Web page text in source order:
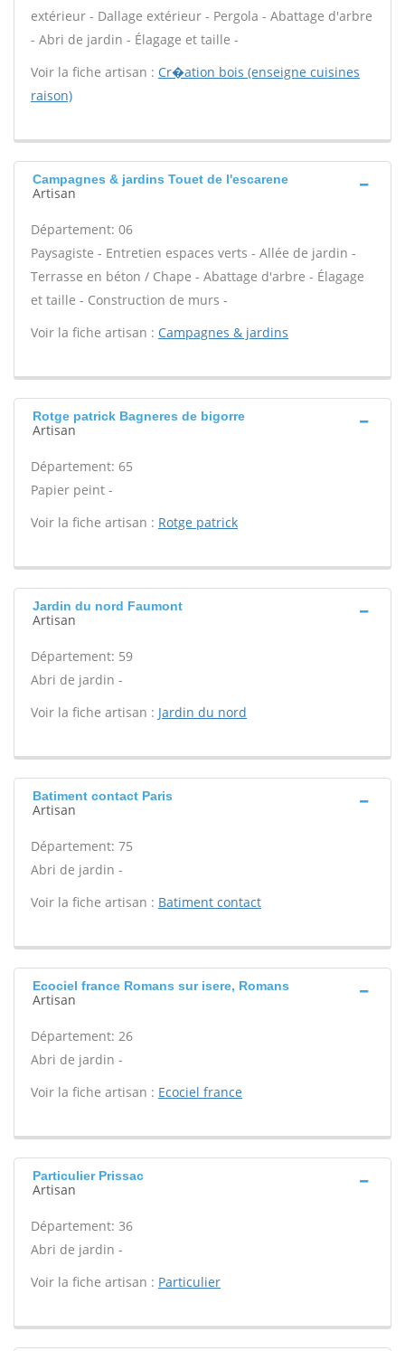
extérieur - Dallage extérieur - Pergola - Abattage d'arbre
- Abri de jardin - Élagage et taille -
Voir la fiche artisan : Cr�ation bois (enseigne cuisines
raison)
Campagnes & jardins Touet de l'escarene
Artisan
Département: 06
Paysagiste - Entretien espaces verts - Allée de jardin -
Terrasse en béton / Chape - Abattage d'arbre - Élagage
et taille - Construction de murs -
Voir la fiche artisan : Campagnes & jardins
Rotge patrick Bagneres de bigorre
Artisan
Département: 65
Papier peint -
Voir la fiche artisan : Rotge patrick
Jardin du nord Faumont
Artisan
Département: 59
Abri de jardin -
Voir la fiche artisan : Jardin du nord
Batiment contact Paris
Artisan
Département: 75
Abri de jardin -
Voir la fiche artisan : Batiment contact
Ecociel france Romans sur isere, Romans
Artisan
Département: 26
Abri de jardin -
Voir la fiche artisan : Ecociel france
Particulier Prissac
Artisan
Département: 36
Abri de jardin -
Voir la fiche artisan : Particulier